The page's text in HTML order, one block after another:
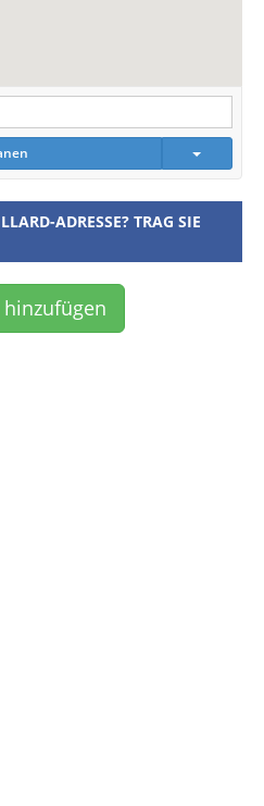
ADRESSE? TRAG SIE
hinzufügen